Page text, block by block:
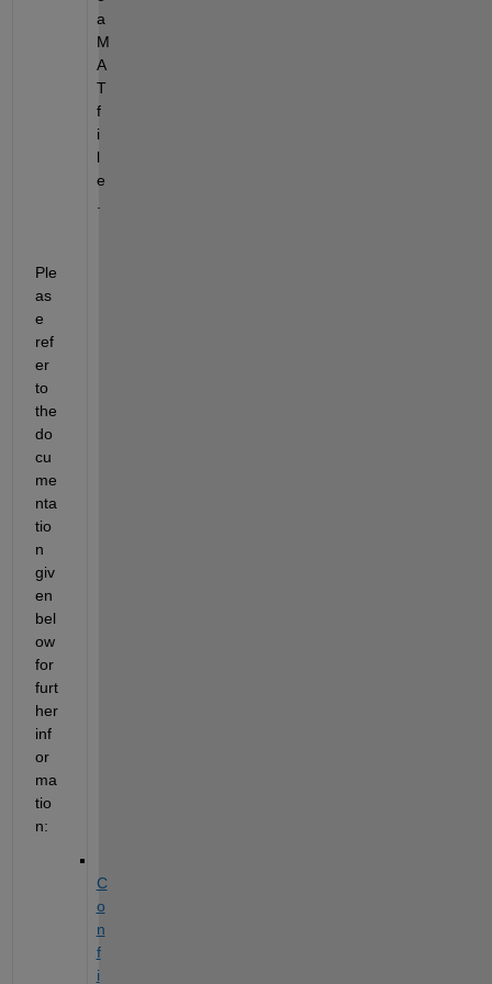
a
M
A
T
f
i
l
e
Ple
as
e
ref
er
to
the
do
cu
me
nta
tio
n
giv
en
bel
ow
for
furt
her
inf
or
ma
tio
n:
C
o
n
f
i